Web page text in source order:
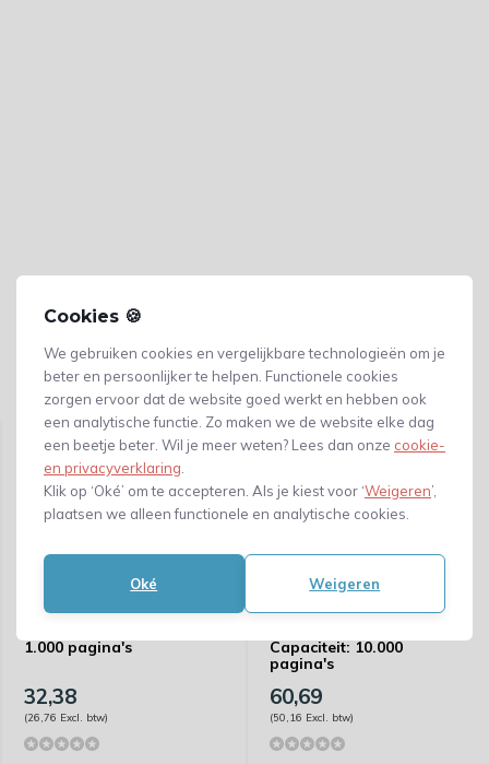
Cookies 🍪
We gebruiken cookies en vergelijkbare technologieën om je
beter en persoonlijker te helpen. Functionele cookies
zorgen ervoor dat de website goed werkt en hebben ook
een analytische functie. Zo maken we de website elke dag
een beetje beter. Wil je meer weten? Lees dan onze cookie-
en privacyverklaring
Klik op ‘Oké’ om te accepteren. Als je kiest voor ‘Weigeren’,
plaatsen we alleen functionele en analytische cookies.
Oké Weigeren
Gerelateerde producten
Huismerk Samsung CLT-
1.000 pagina's
32,38
(26,76 Excl. btw)
Huismerk Samsung MLT-
Capaciteit: 10.000
pagina's
60,69
(50,16 Excl. btw)